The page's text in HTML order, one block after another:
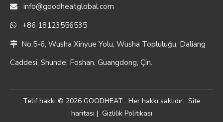
 info@goodheatglobal.com
 +86 18123556535
 No.5-6, Wusha Xinyue Yolu, Wusha Topluluğu, Daliang
Caddesi, Shunde, Foshan, Guangdong, Çin.
Telif hakkı © 2026GOODHEAT . Her hakkı saklıdır. Site
haritası | Gizlilik Politikası